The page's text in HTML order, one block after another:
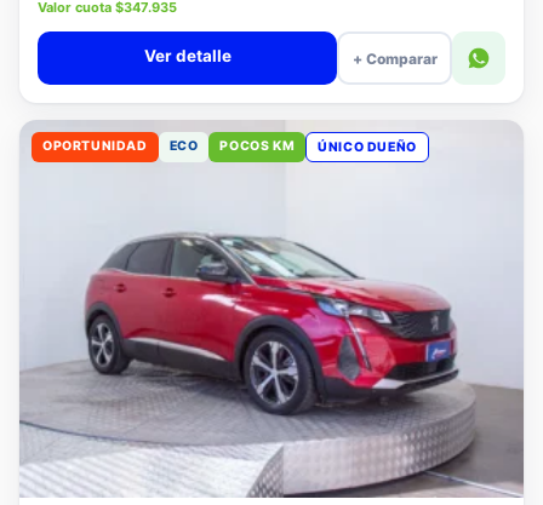
Precio lista $15.980.000
Valor cuota $347.935
+ Comparar
OPORTUNIDAD ECO POCOS KM